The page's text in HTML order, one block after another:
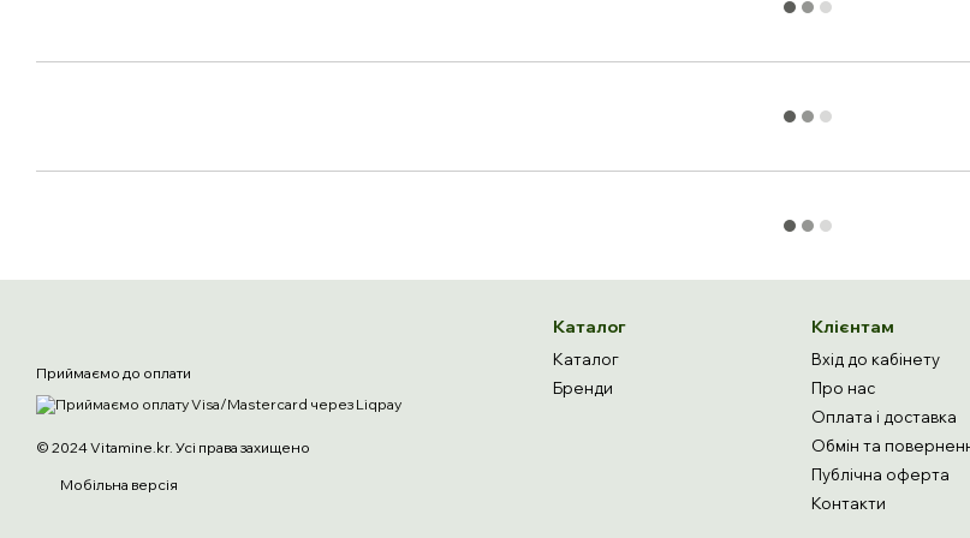
Приймаємо до оплати
© 2024 Vitamine.kr. Усі права захищено
Мобільна версія
Каталог
Каталог
Бренди
Клієнтам
Вхід до кабінету
Про нас
Оплата і доставка
Обмін та
Публічна оферта
Контакти